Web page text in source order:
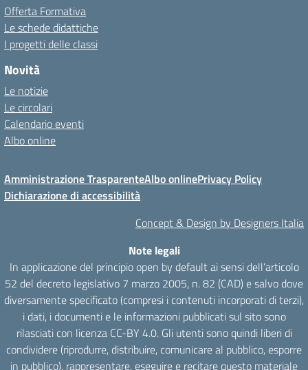
Offerta Formativa
Le schede didattiche
I progetti delle classi
Novità
Le notizie
Le circolari
Calendario eventi
Albo online
Amministrazione TrasparenteAlbo onlinePrivacy Policy
Dichiarazione di accessibilità
Concept & Design by Designers Italia
Note legali
In applicazione del principio open by default ai sensi dell’articolo
52 del decreto legislativo 7 marzo 2005, n. 82 (CAD) e salvo dove
diversamente specificato (compresi i contenuti incorporati di terzi),
i dati, i documenti e le informazioni pubblicati sul sito sono
rilasciati con licenza CC-BY 4.0. Gli utenti sono quindi liberi di
condividere (riprodurre, distribuire, comunicare al pubblico, esporre
in pubblico), rappresentare, eseguire e recitare questo materiale